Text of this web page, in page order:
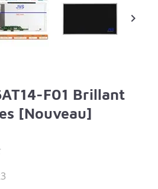

F01 Brillant
[Nouveau]